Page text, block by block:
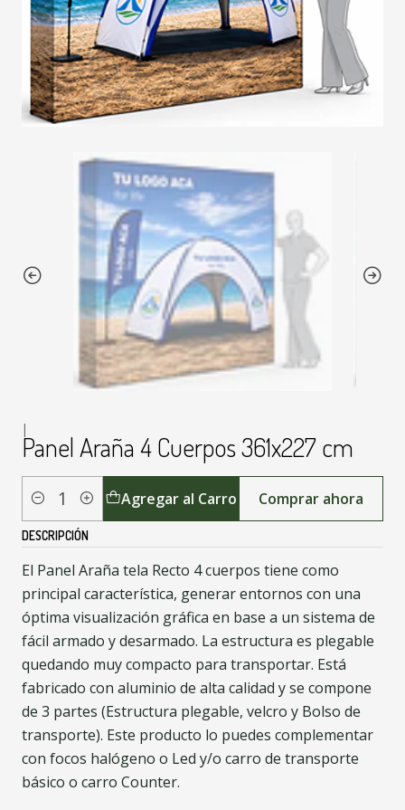
|
Panel Araña 4 Cuerpos 361x227 cm
Cantidad Agregar al Carro Comprar ahora
DESCRIPCIÓN
El Panel Araña tela Recto 4 cuerpos tiene como
principal característica, generar entornos con una
óptima visualización gráfica en base a un sistema de
fácil armado y desarmado. La estructura es plegable
quedando muy compacto para transportar. Está
fabricado con aluminio de alta calidad y se compone
de 3 partes (Estructura plegable, velcro y Bolso de
transporte). Este producto lo puedes complementar
con focos halógeno o Led y/o carro de transporte
básico o carro Counter.